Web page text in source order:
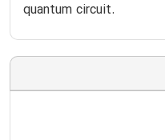
quantum circuit.